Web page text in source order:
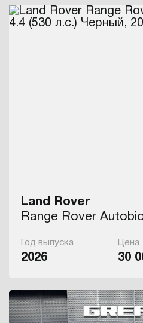
Land Rover
Range Rover
Год выпуска
2026
Цена
30